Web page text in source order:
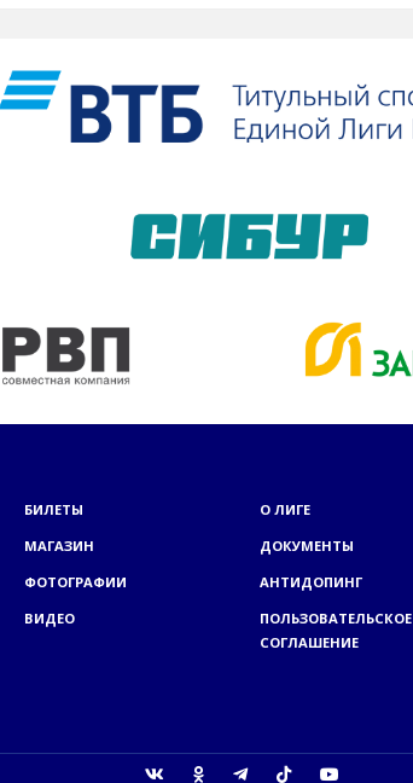
БИЛЕТЫ
МАГАЗИН
ФОТОГРАФИИ
ВИДЕО
О ЛИГЕ
ДОКУМЕНТЫ
АНТИДОПИНГ
ПОЛЬЗОВАТЕЛЬСКОЕ
СОГЛАШЕНИЕ